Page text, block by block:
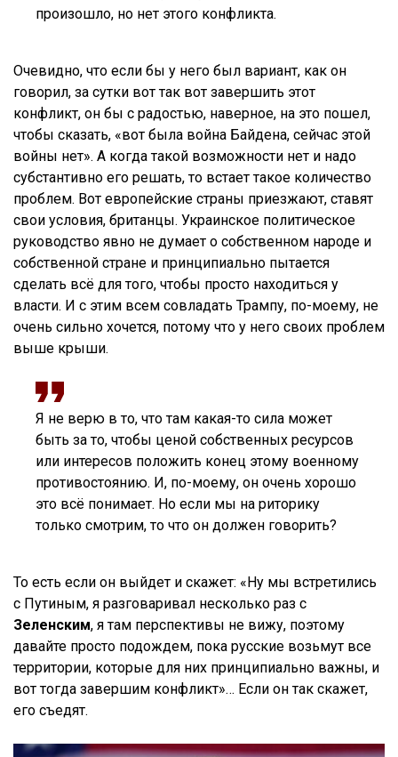
произошло, но нет этого конфликта.
Очевидно, что если бы у него был вариант, как он
говорил, за сутки вот так вот завершить этот
конфликт, он бы с радостью, наверное, на это пошел,
чтобы сказать, «вот была война Байдена, сейчас этой
войны нет». А когда такой возможности нет и надо
субстантивно его решать, то встает такое количество
проблем. Вот европейские страны приезжают, ставят
свои условия, британцы. Украинское политическое
руководство явно не думает о собственном народе и
собственной стране и принципиально пытается
сделать всё для того, чтобы просто находиться у
власти. И с этим всем совладать Трампу, по-моему, не
очень сильно хочется, потому что у него своих проблем
выше крыши.
Я не верю в то, что там какая-то сила может
быть за то, чтобы ценой собственных ресурсов
или интересов положить конец этому военному
противостоянию. И, по-моему, он очень хорошо
это всё понимает. Но если мы на риторику
только смотрим, то что он должен говорить?
То есть если он выйдет и скажет: «Ну мы встретились
с Путиным, я разговаривал несколько раз с
Зеленским, я там перспективы не вижу, поэтому
давайте просто подождем, пока русские возьмут все
территории, которые для них принципиально важны, и
вот тогда завершим конфликт»… Если он так скажет,
его съедят.